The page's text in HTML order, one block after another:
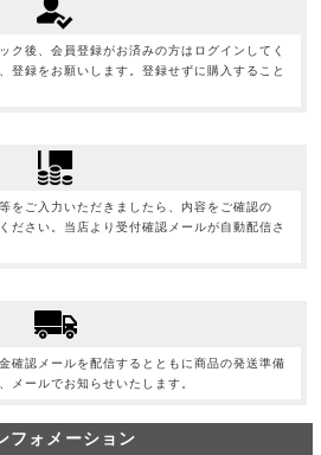
ク後、会員登録がお済みの方はログインしてく
登録をお願いします。登録せずに購入すること
をご入力いただきましたら、内容をご確認の
ださい。当店より受付確認メールが自動配信さ
確認メールを配信するとともに商品の発送準備
メールでお知らせいたします。
フォメーション